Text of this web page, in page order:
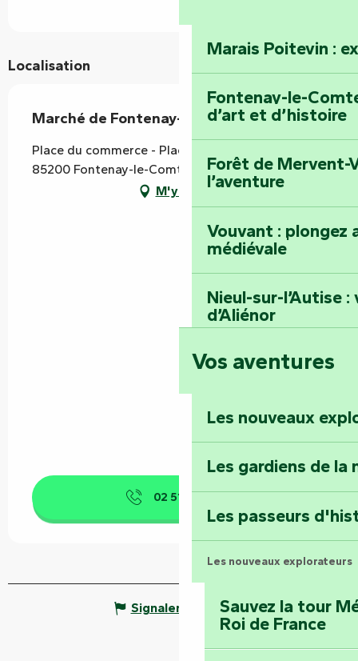
Marais Poitevin :
Fontenay-le-
d’art et d’histoire
Forêt de Mervent-
l’aventure
Vouvant : plongez
médiévale
Nieul-sur-l’Autise
d’Aliénor
Foussais-Payré :
Faymoreau :
épopée minière
Terre d’étoiles :
Vos aventures
Les nouveaux
Les gardiens de la
Les passeurs
Les nouveaux explorateurs
Sauvez la tour
Roi de France
Localisation
Marché de Fontenay-le-Comte
Place du commerce - Place Thiversay, Les Halles,
85200 Fontenay-le-Comte
M'y rendre
02 51 53 41▒▒
Signaler une erreur